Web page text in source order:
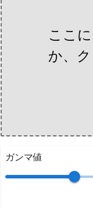
ここ
か、
ガンマ値